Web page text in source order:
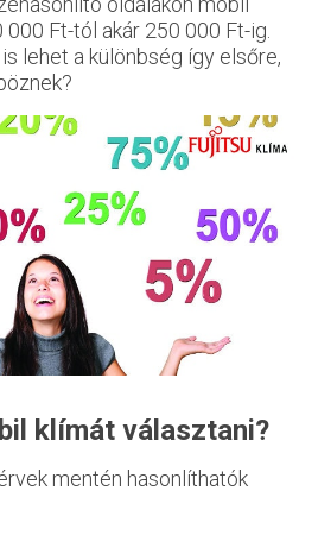
000 Ft-tól akár 250 000 Ft-ig.
lehet a különbség így elsőre,
klímát választani?
mentén hasonlíthatók